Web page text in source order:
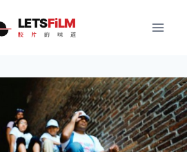
LETSFiLM
胶 片 的 味 道